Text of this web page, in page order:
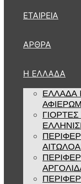
ΕΤΑΙΡΕΊΑ
ΆΡΘΡΑ
Η ΕΛΛΑΔΑ
ΕΛΛΑΔΑ